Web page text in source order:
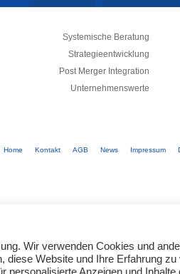
Systemische Beratung
Strategieentwicklung
Post Merger Integration
Unternehmenswerte
Home Kontakt AGB News Impressum
Wir verwenden Cookies und
diese Website und Ihre Erfahrung zu